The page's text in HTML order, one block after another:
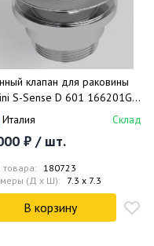
клапан для раковины
S-Sense D 601 166201G
глянцевый),
Италия Склад
₽ / шт.
товара: 180723
(Д x Ш):
7.3 x 7.3
В корзину